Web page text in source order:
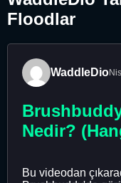
Floodlar
WaddleDio
Nedir?
Bu videodan